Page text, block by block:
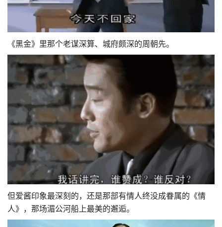
《黑金》里那个老谋深算、城府颇深的周朝先。
但爱酱印象最深刻的，还是那部有情人终没成眷属的《情
人》，那场湄公河船上最美的邂逅。